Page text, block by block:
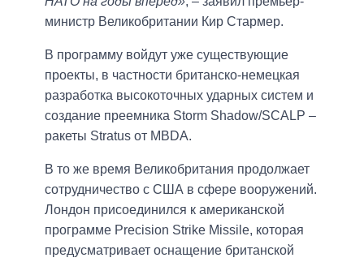
министр Великобритании Кир Стармер.
В программу войдут уже существующие
проекты, в частности британско-немецкая
разработка высокоточных ударных систем и
создание преемника Storm Shadow/SCALP –
ракеты Stratus от MBDA.
В то же время Великобритания продолжает
сотрудничество с США в сфере вооружений.
Лондон присоединился к американской
программе Precision Strike Missile, которая
предусматривает оснащение британской